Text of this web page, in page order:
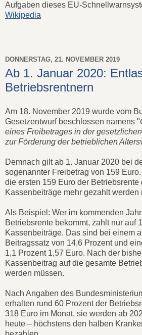
Aufgaben dieses EU-
Wikipedia
DONNERSTAG, 21. NOVEMBER 2019
Ab 1. Januar 2020:
Betriebsrentnern
Am 18. November 2019 wurde vom
Gesetzentwurf beschlossen namens "
eines Freibetrages in der
zur Förderung der betrieblichen
Demnach gilt ab 1. Januar 2020 bei
sogenannter Freibetrag von 159
die ersten 159 Euro der Betriebsrente
Kassenbeiträge mehr gezahlt werden
Als Beispiel: Wer im kommenden
Betriebsrente bekommt, zahlt nur auf
Kassenbeiträge. Das sind bei einem
Beitragssatz von 14,6 Prozent und
1,1 Prozent 1,57 Euro. Nach der
Kassenbeitrag auf die gesamte
werden müssen.
Nach Angaben des
erhalten rund 60 Prozent der
318 Euro im Monat, sie werden ab
heute – höchstens den halben